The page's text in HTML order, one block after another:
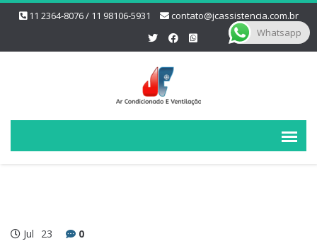
11 2364-8076 / 11 98106-5931 contato@jcassistencia.com.br
Jul 23 0
Whatsapp